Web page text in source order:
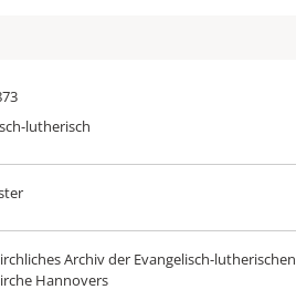
lutherisch
Archiv der Evangelisch-lutherischen
Hannovers